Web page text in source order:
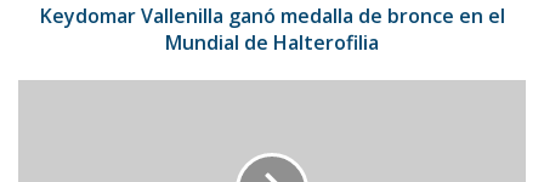
Keydomar Vallenilla ganó medalla de bronce en el
Mundial de Halterofilia